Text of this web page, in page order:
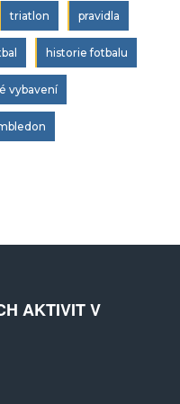
triatlon pravidla
historie fotbalu
vybavení
AKTIVIT V